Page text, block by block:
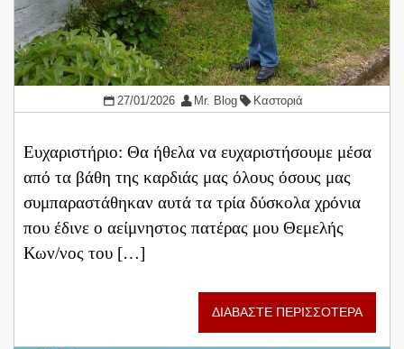
27/01/2026 Mr. Blog Καστοριά
Ευχαριστήριο: Θα ήθελα να ευχαριστήσουμε μέσα
από τα βάθη της καρδιάς μας όλους όσους μας
συμπαραστάθηκαν αυτά τα τρία δύσκολα χρόνια
που έδινε ο αείμνηστος πατέρας μου Θεμελής
Κων/νος του […]
ΔΙΑΒΑΣΤΕ ΠΕΡΙΣΣΟΤΕΡΑ